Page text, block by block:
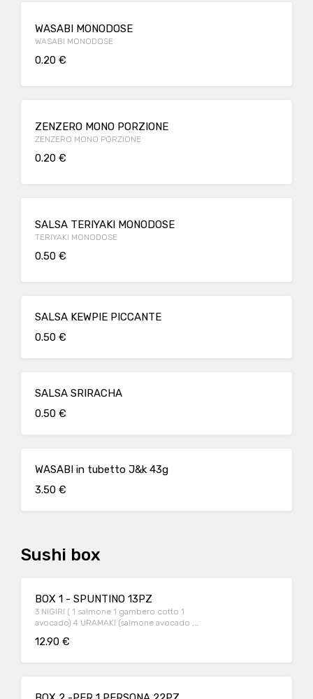
WASABI MONODOSE
WASABI MONODOSE
0.20 €
ZENZERO MONO PORZIONE
ZENZERO MONO PORZIONE
0.20 €
SALSA TERIYAKI MONODOSE
TERIYAKI MONODOSE
0.50 €
SALSA KEWPIE PICCANTE
0.50 €
SALSA SRIRACHA
0.50 €
WASABI in tubetto J&k 43g
3.50 €
Sushi box
BOX 1 - SPUNTINO 13PZ
3 NIGIRI ( 1 salmone 1 gambero cotto 1
avocado) 4 URAMAKI (salmone avocado ,
12.90 €